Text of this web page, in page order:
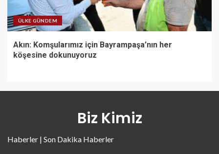
ÜLKE GÜNDEM
Akın: Komşularımız için Bayrampaşa’nın her
köşesine dokunuyoruz
Biz Kimiz
Haberler | Son Dakika Haberler